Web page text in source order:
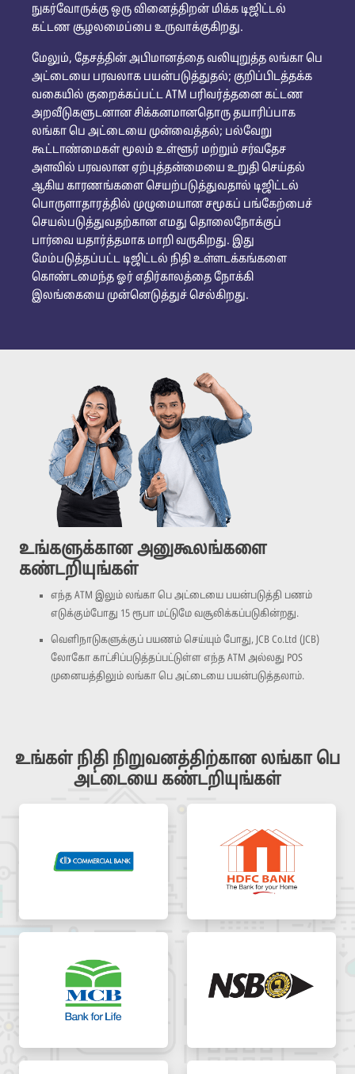
நுகர்வோருக்கு ஒரு வினைத்திறன் மிக்க டிஜிட்டல்
கட்டண சூழலமைப்பை உருவாக்குகிறது.
மேலும், தேசத்தின் அபிமானத்தை வலியுறுத்த லங்கா பெ
அட்டையை பரவலாக பயன்படுத்துதல்; குறிப்பிடத்தக்க
வகையில் குறைக்கப்பட்ட ATM பரிவர்த்தனை கட்டண
அறவீடுகளுடனான சிக்கனமானதொரு தயாரிப்பாக
லங்கா பெ அட்டையை முன்வைத்தல்; பல்வேறு
கூட்டாண்மைகள் மூலம் உள்ளூர் மற்றும் சர்வதேச
அளவில் பரவலான ஏற்புத்தன்மையை உறுதி செய்தல்
ஆகிய காரணங்களை செயற்படுத்துவதால் டிஜிட்டல்
பொருளாதாரத்தில் முழுமையான சமூகப் பங்கேற்பைச்
செயல்படுத்துவதற்கான எமது தொலைநோக்குப்
பார்வை யதார்த்தமாக மாறி வருகிறது. இது
மேம்படுத்தப்பட்ட டிஜிட்டல் நிதி உள்ளடக்கங்களை
கொண்டமைந்த ஓர் எதிர்காலத்தை நோக்கி
இலங்கையை முன்னெடுத்துச் செல்கிறது.
உங்களுக்கான அனுகூலங்களை
கண்டறியுங்கள்
எந்த ATM இலும் லங்கா பெ அட்டையை பயன்படுத்தி பணம்
எடுக்கும்போது 15 ரூபா மட்டுமே வசூலிக்கப்படுகின்றது.
வெளிநாடுகளுக்குப் பயணம் செய்யும் போது, JCB Co.Ltd (JCB)
லோகோ காட்சிப்படுத்தப்பட்டுள்ள எந்த ATM அல்லது POS
முனையத்திலும் லங்கா பெ அட்டையை பயன்படுத்தலாம்.
உங்கள் நிதி நிறுவனத்திற்கான லங்கா பெ
அட்டையை கண்டறியுங்கள்